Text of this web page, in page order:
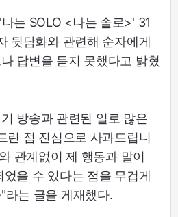
는 SOLO <나는 솔로>' 31
뒷담화와 관련해 순자에게
답변을 듣지 못했다고 밝혔
방송과 관련된 일로 많은
린 점 진심으로 사과드립니
관계없이 제 행동과 말이
을 수 있다는 점을 무겁게
라는 글을 게재했다.